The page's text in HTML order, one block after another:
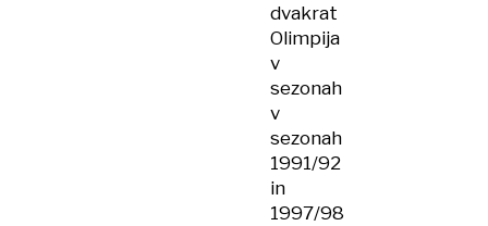
dvakrat
Olimpija
v
sezonah
v
sezonah
1991/92
in
1997/98